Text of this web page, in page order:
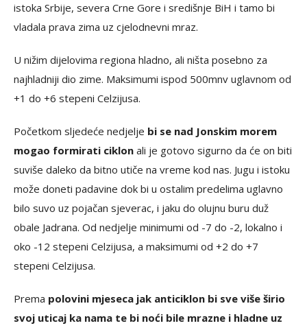
istoka Srbije, severa Crne Gore i središnje BiH i tamo bi
vladala prava zima uz cjelodnevni mraz.
U nižim dijelovima regiona hladno, ali ništa posebno za
najhladniji dio zime. Maksimumi ispod 500mnv uglavnom od
+1 do +6 stepeni Celzijusa.
Početkom sljedeće nedjelje bi se nad Jonskim morem
mogao formirati ciklon ali je gotovo sigurno da će on biti
suviše daleko da bitno utiče na vreme kod nas. Jugu i istoku
može doneti padavine dok bi u ostalim predelima uglavno
bilo suvo uz pojačan sjeverac, i jaku do olujnu buru duž
obale Jadrana. Od nedjelje minimumi od -7 do -2, lokalno i
oko -12 stepeni Celzijusa, a maksimumi od +2 do +7
stepeni Celzijusa.
Prema polovini mjeseca jak anticiklon bi sve više širio
svoj uticaj ka nama te bi noći bile mrazne i hladne uz